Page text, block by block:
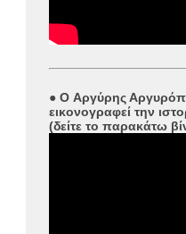
● O Αργύρης
εικονογραφεί την
(δείτε το παρακάτω